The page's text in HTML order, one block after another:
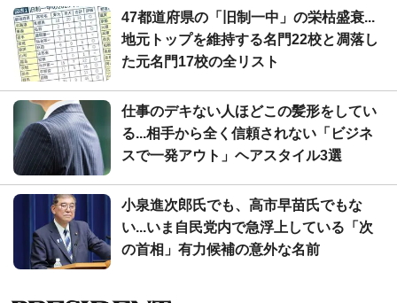
47都道府県の「旧制一中」の栄枯盛衰...
地元トップを維持する名門22校と凋落し
た元名門17校の全リスト
仕事のデキない人ほどこの髪形をしてい
る...相手から全く信頼されない「ビジネ
スで一発アウト」ヘアスタイル3選
小泉進次郎氏でも、高市早苗氏でもな
い...いま自民党内で急浮上している「次
の首相」有力候補の意外な名前